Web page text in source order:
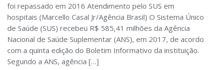
foi repassado em 2016 Atendimento pelo SUS em
hospitais (Marcello Casal Jr/Agência Brasil) O Sistema Único
de Saúde (SUS) recebeu R$ 585,41 milhões da Agência
Nacional de Saúde Suplementar (ANS), em 2017, de acordo
com a quinta edição do Boletim Informativo da instituição.
Segundo a ANS, agência […]